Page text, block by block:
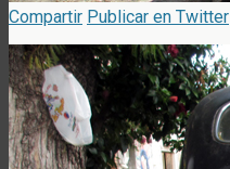
Compartir Publicar en Twitter